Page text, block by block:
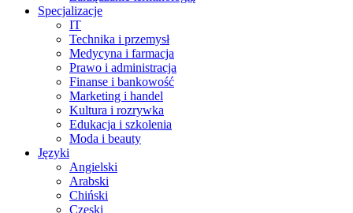
Specjalizacje
IT
Technika i przemysł
Medycyna i farmacja
Prawo i administracja
Finanse i bankowość
Marketing i handel
Kultura i rozrywka
Edukacja i szkolenia
Moda i beauty
Języki
Angielski
Arabski
Chiński
Czeski